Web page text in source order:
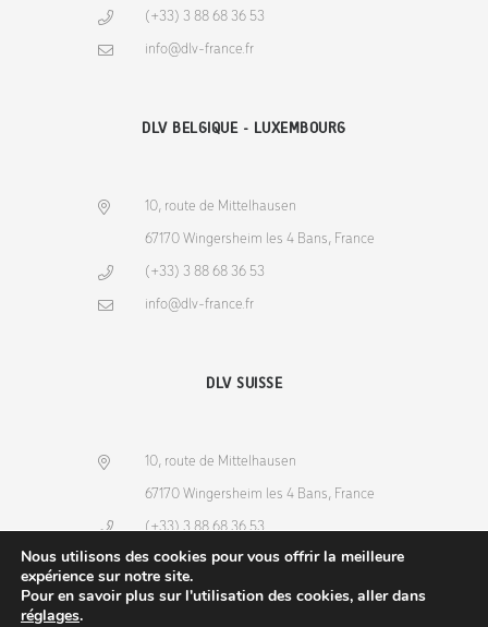
(+33) 3 88 68 36 53
info@dlv-france.fr
DLV BELGIQUE - LUXEMBOURG
10, route de Mittelhausen
67170 Wingersheim les 4 Bans, France
(+33) 3 88 68 36 53
info@dlv-france.fr
DLV SUISSE
10, route de Mittelhausen
67170 Wingersheim les 4 Bans, France
(+33) 3 88 68 36 53
info@dlv-france.fr
Nous utilisons des cookies pour vous offrir la meilleure
expérience sur notre site.
Pour en savoir plus sur l'utilisation des cookies, aller dans
réglages.